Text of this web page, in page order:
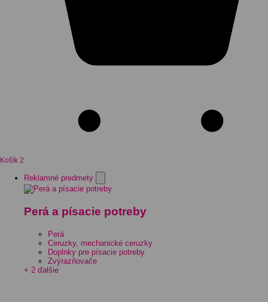
Košík 2
Reklamné predmety
Perá a písacie potreby
Perá
Ceruzky, mechanické ceruzky
Doplnky pre písacie potreby
Zvýrazňovače
+ 2 ďalšie